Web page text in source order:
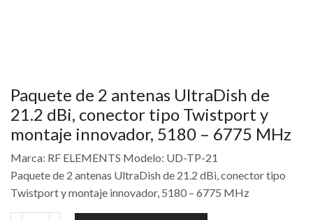
Paquete de 2 antenas UltraDish de
21.2 dBi, conector tipo Twistport y
montaje innovador, 5180 – 6775 MHz
Marca: RF ELEMENTS Modelo: UD-TP-21
Paquete de 2 antenas UltraDish de 21.2 dBi, conector tipo
Twistport y montaje innovador, 5180 – 6775 MHz